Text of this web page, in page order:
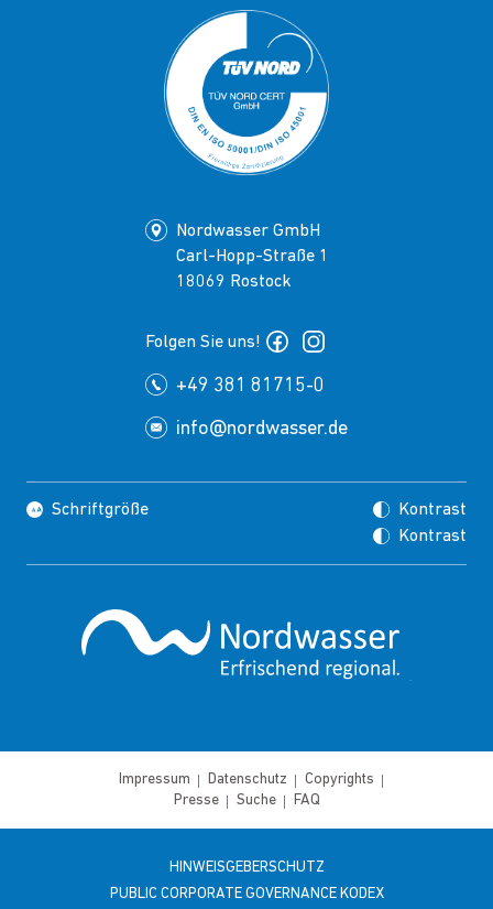
+49 381 81715-0
info@nordwasser.de
Nordwasser GmbH
Carl-Hopp-Straße 1
18069 Rostock
Folgen Sie uns!
Schriftgröße
Kontrast
Kontrast
Impressum Datenschutz
Copyrights
Presse
Suche FAQ
HINWEISGEBERSCHUTZ
PUBLIC CORPORATE GOVERNANCE KODEX